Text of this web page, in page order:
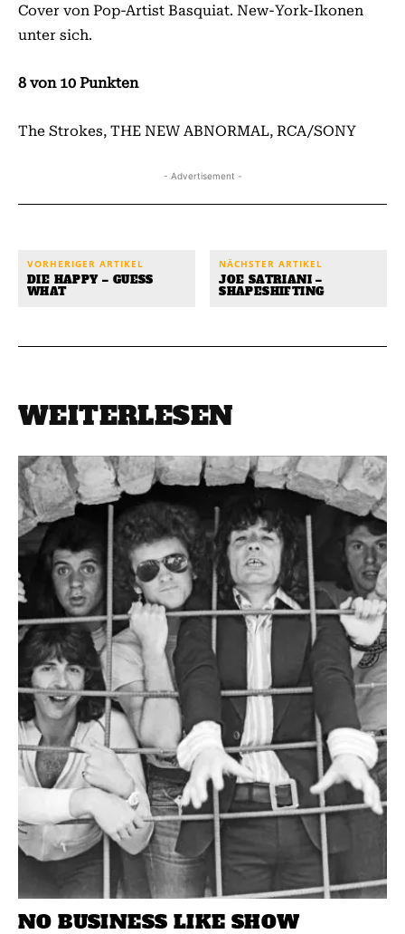
Cover von Pop-Artist Basquiat. New-York-Ikonen
unter sich.
8 von 10 Punkten
The Strokes, THE NEW ABNORMAL, RCA/SONY
- Advertisement -
VORHERIGER ARTIKEL
DIE HAPPY – GUESS
WHAT
NÄCHSTER ARTIKEL
JOE SATRIANI –
SHAPESHIFTING
WEITERLESEN
NO BUSINESS LIKE SHOW